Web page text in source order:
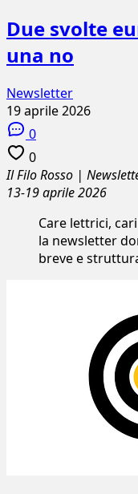
Due svolte
una no
Newsletter
19 aprile 2026
0
0
Il Filo Rosso |
13-19 aprile 2026
Care lettrici,
la newsletter
breve e